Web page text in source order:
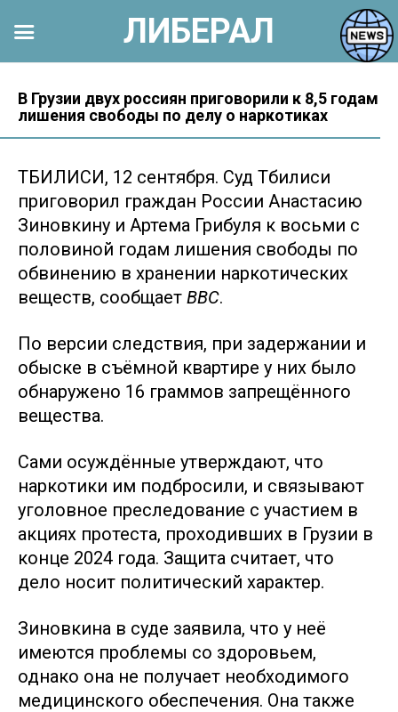
контенту
В Грузии двух россиян приговорили к 8,5 годам
лишения свободы по делу о наркотиках
ТБИЛИСИ, 12 сентября. Суд Тбилиси
приговорил граждан России Анастасию
Зиновкину и Артема Грибуля к восьми с
половиной годам лишения свободы по
обвинению в хранении наркотических
веществ, сообщает BBC.
По версии следствия, при задержании и
обыске в съёмной квартире у них было
обнаружено 16 граммов запрещённого
вещества.
Сами осуждённые утверждают, что
наркотики им подбросили, и связывают
уголовное преследование с участием в
акциях протеста, проходивших в Грузии в
конце 2024 года. Защита считает, что
дело носит политический характер.
Зиновкина в суде заявила, что у неё
имеются проблемы со здоровьем,
однако она не получает необходимого
медицинского обеспечения. Она также
ЛИБЕРАЛ